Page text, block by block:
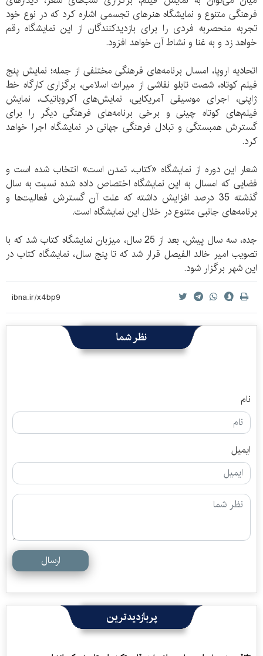
فرهنگی متنوع و نمایشگاه هنرهای تجسمی اشاره کرد که در نوع خود
تجربه منحصربه فردی را برای بازدیدکنندگان از این نمایشگاه رقم
خواهد زد و به غنا و نشاط آن خواهد افزود.
اتحادیه اروپا، امسال برنامه‌های فرهنگی مختلفی از جمله؛ نمایش پنج
فیلم کوتاه، شصت تابلو نقاشی از میراث‌ اسلامی، برگزاری کارگاه خط
ژاپنی، اجرای موسیقی آمریکایی، نمایش‌های آکروباتیک، نمایش
فیلم‌های کوتاه چینی و برخی برنامه‌های فرهنگی دیگر را برای
گسترش همبستگی و تبادل فرهنگی جهانی در نمایشگاه اجرا خواهد
کرد.
شعار این دوره از نمایشگاه «کتاب، تمدن است» انتخاب شده است و
فضایی که امسال به این نمایشگاه اختصاص داده شده نسبت به سال
گذشته 35 درصد افزایش داشته که علت آن گسترش فعالیت‌ها و
برنامه‌های جانبی متنوع در خلال این نمایشگاه است.
جده، سه سال پیش، بعد از 25 سال، میزبان نمایشگاه کتاب شد که با
تصویب امیر خالد الفیصل قرار شد که تا پنج سال، نمایشگاه کتاب در
این شهر برگزار شود.
نظر شما
نام
ایمیل
ارسال
پربازدیدترین